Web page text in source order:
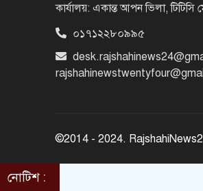
কার্যালয়: একান্ত আপন ভিলা,
০১৭১২২৮০৯৯৫
©2014 - 2024.
নোটিশ :